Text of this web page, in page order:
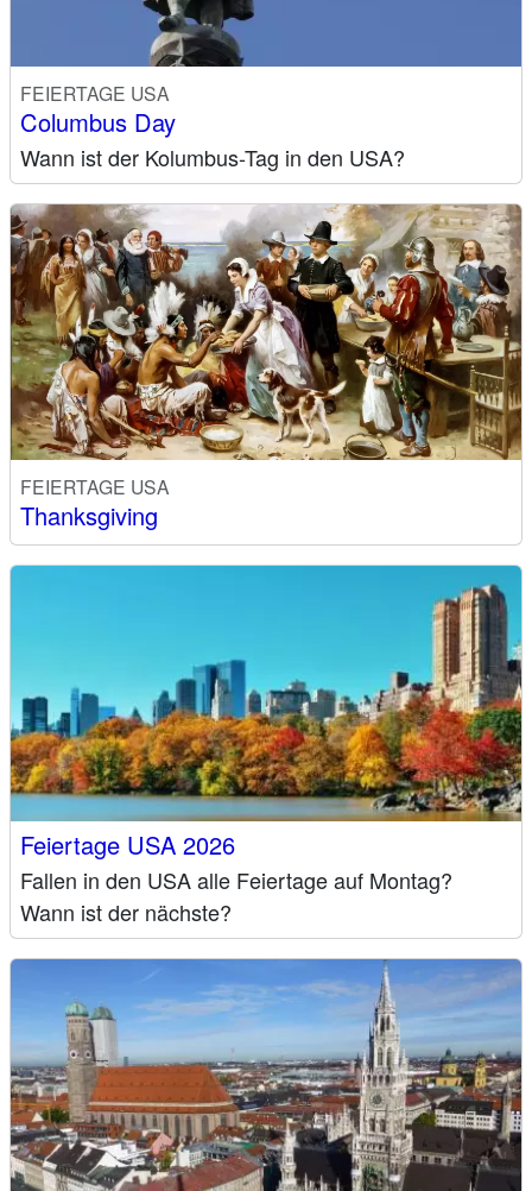
FEIERTAGE USA
Columbus Day
Wann ist der Kolumbus-Tag in den USA?
FEIERTAGE USA
Thanksgiving
Feiertage USA 2026
Fallen in den USA alle Feiertage auf Montag?
Wann ist der nächste?